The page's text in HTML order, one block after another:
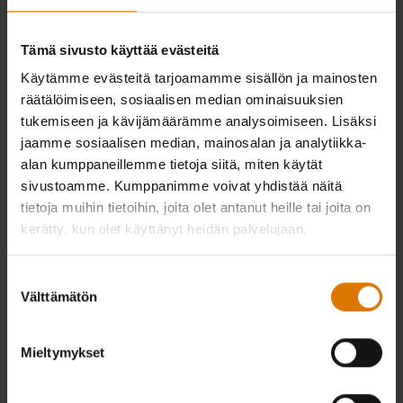
Tämä sivusto käyttää evästeitä
Käytämme evästeitä tarjoamamme sisällön ja mainosten
räätälöimiseen, sosiaalisen median ominaisuuksien
tukemiseen ja kävijämäärämme analysoimiseen. Lisäksi
jaamme sosiaalisen median, mainosalan ja analytiikka-
alan kumppaneillemme tietoja siitä, miten käytät
sivustoamme. Kumppanimme voivat yhdistää näitä
tietoja muihin tietoihin, joita olet antanut heille tai joita on
kerätty, kun olet käyttänyt heidän palvelujaan.
valinta
Välttämätön
Mieltymykset
CAN’T DECIDE ON A BARBECUE? RECEIVE EXTENSIVE ADVICE
FROM OUR EXPERT STAFF
Find a store near you